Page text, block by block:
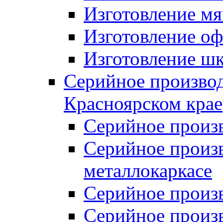
Изготовление
Изготовление
Изготовление
Серийное
Красноярском крае
Серийное
Серийное
металлокаркасе
Серийное
Серийное